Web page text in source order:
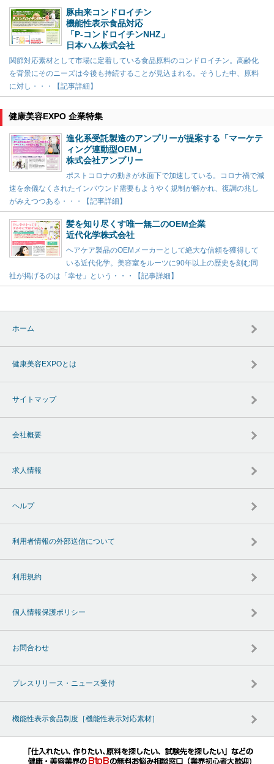
豚由来コンドロイチン
機能性表示食品対応
「P-コンドロイチンNHZ」
日本ハム株式会社
関節対応素材として市場に定着している食品原料のコンドロイチン。高齢化
を背景にそのニーズは今後も持続することが見込まれる。そうした中、原料
に対し・・・【記事詳細】
健康美容EXPO 企業特集
進化系受託製造のアンプリーが提案する「マーケテ
ィング連動型OEM」
株式会社アンプリー
ポストコロナの動きが水面下で加速している。コロナ禍で減
速を余儀なくされたインバウンド需要もようやく規制が解かれ、復調の兆し
がみえつつある・・・【記事詳細】
髪を知り尽くす唯一無二のOEM企業
近代化学株式会社
ヘアケア製品のOEMメーカーとして絶大な信頼を獲得して
いる近代化学。美容室をルーツに90年以上の歴史を刻む同
社が掲げるのは「幸せ」という・・・【記事詳細】
ホーム
健康美容EXPOとは
サイトマップ
会社概要
求人情報
ヘルプ
利用者情報の外部送信について
利用規約
個人情報保護ポリシー
お問合わせ
プレスリリース・ニュース受付
機能性表示食品制度［機能性表示対応素材］